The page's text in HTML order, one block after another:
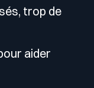
trop de
aider